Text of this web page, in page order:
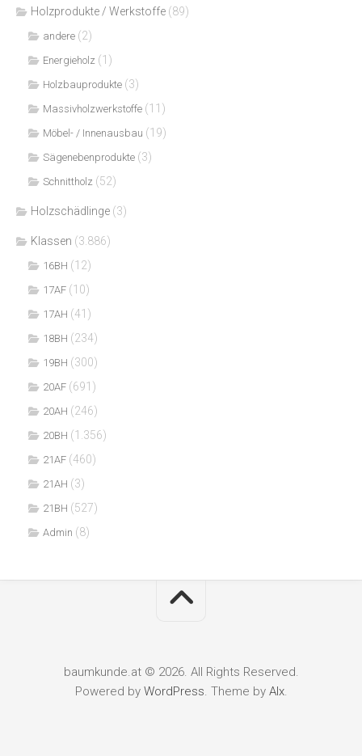
Holzprodukte / Werkstoffe (89)
andere (2)
Energieholz (1)
Holzbauprodukte (3)
Massivholzwerkstoffe (11)
Möbel- / Innenausbau (19)
Sägenebenprodukte (3)
Schnittholz (52)
Holzschädlinge (3)
Klassen (3.886)
16BH (12)
17AF (10)
17AH (41)
18BH (234)
19BH (300)
20AF (691)
20AH (246)
20BH (1.356)
21AF (460)
21AH (3)
21BH (527)
Admin (8)
baumkunde.at © 2026. All Rights Reserved.
Powered by WordPress. Theme by Alx.